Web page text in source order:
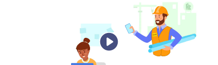
Categoría